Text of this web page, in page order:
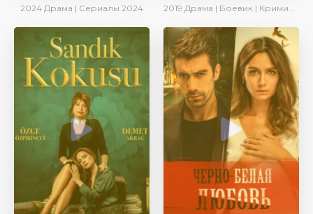
2024 Драма | Сериалы 2024 2019 Драма | Боевик | Криминал